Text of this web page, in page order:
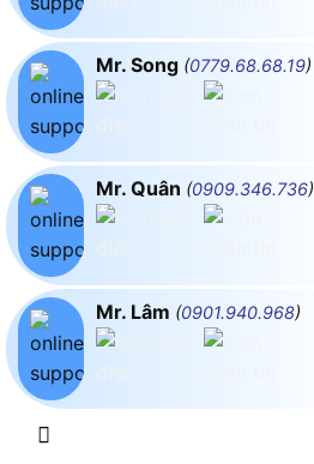
Mr. Song (0779.68.68.19)
Mr. Quân (0909.346.736)
Mr. Lâm (0901.940.968)